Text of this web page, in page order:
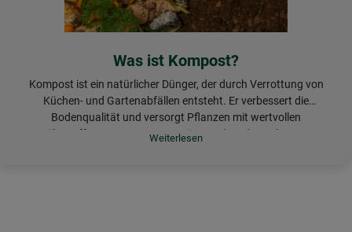
Was ist Kompost?
Kompost ist ein natürlicher Dünger, der durch Verrottung von
Küchen- und Gartenabfällen entsteht. Er verbessert die
Bodenqualität und versorgt Pflanzen mit wertvollen
Nährstoffen. Kompost unterstützt zudem das Leben von